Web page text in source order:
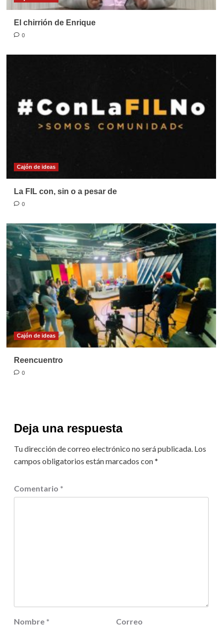
El chirrión de Enrique
0
Cajón de ideas
La FIL con, sin o a pesar de
0
Cajón de ideas
Reencuentro
0
Deja una respuesta
Tu dirección de correo electrónico no será publicada. Los
campos obligatorios están marcados con*
Comentario *
Nombre *
Correo